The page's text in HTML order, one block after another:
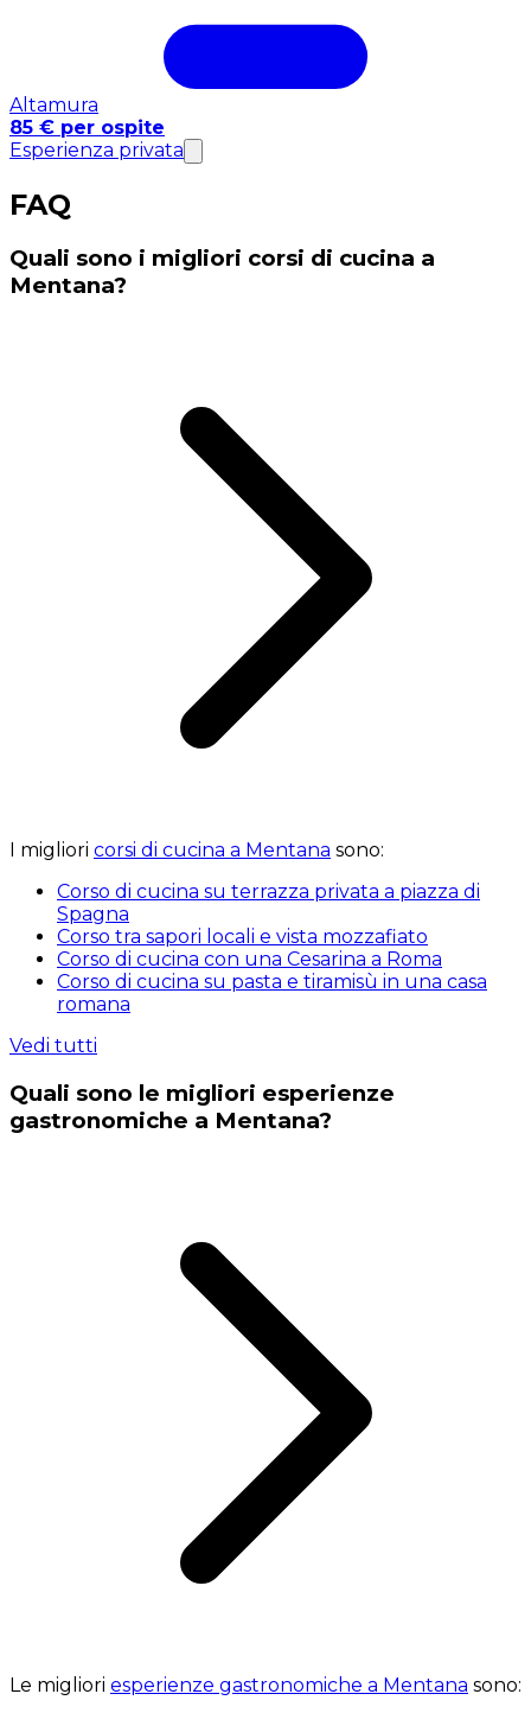
Altamura
85 € per ospite
Esperienza privata
FAQ
Quali sono i migliori corsi di cucina a
Mentana?
I migliori corsi di cucina a Mentana sono:
Corso di cucina su terrazza privata a piazza di
Spagna
Corso tra sapori locali e vista mozzafiato
Corso di cucina con una Cesarina a Roma
Corso di cucina su pasta e tiramisù in una casa
romana
Vedi tutti
Quali sono le migliori esperienze
gastronomiche a Mentana?
Le migliori esperienze gastronomiche a Mentana sono: